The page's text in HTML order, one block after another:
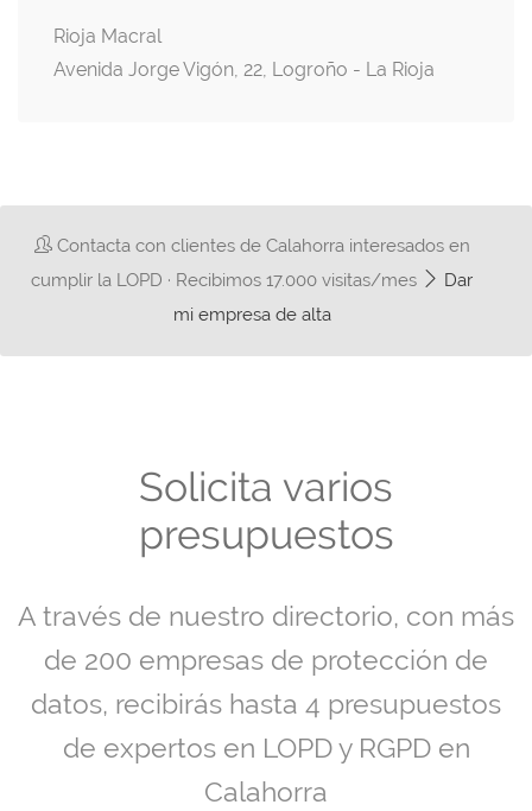
Rioja Macral
Avenida Jorge Vigón, 22, Logroño - La Rioja
Contacta con clientes de Calahorra interesados en
cumplir la LOPD · Recibimos 17.000 visitas/mes
Dar
mi empresa de alta
Solicita varios
presupuestos
A través de nuestro directorio, con más
de 200 empresas de protección de
datos, recibirás hasta 4 presupuestos
de expertos en LOPD y RGPD en
Calahorra